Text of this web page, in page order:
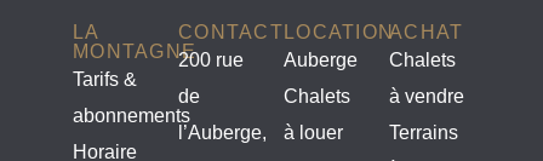
LA
MONTAGNE
Tarifs &
abonnements
Horaire
CONTACT
200 rue
de
l’Auberge,
LOCATION
Auberge
Chalets
à louer
ACHAT
Chalets
à vendre
Terrains